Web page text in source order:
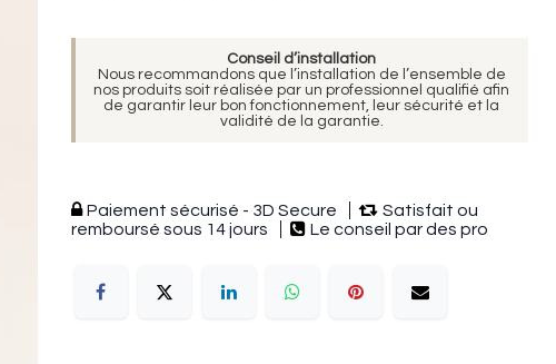
Conseil d’installation
Nous recommandons que l’installation de l’ensemble de
nos produits soit réalisée par un professionnel qualifié afin
de garantir leur bon fonctionnement, leur sécurité et la
validité de la garantie.
Paiement sécurisé - 3D Secure
Satisfait ou
remboursé sous 14 jours
Le conseil par des pro